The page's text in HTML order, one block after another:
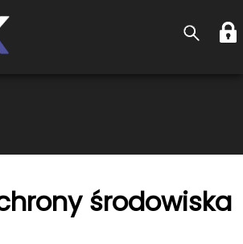
środowiska